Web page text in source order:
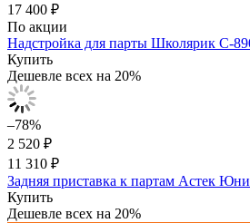
17 400 ₽
По акции
Надстройка для парты Школярик С-
Купить
Дешевле всех на 20%
–78%
2 520 ₽
11 310 ₽
Задняя приставка к партам Астек
Купить
Дешевле всех на 20%